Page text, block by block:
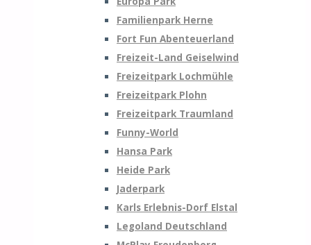
Familienpark Herne
Fort Fun Abenteuerland
Freizeit-Land Geiselwind
Freizeitpark Lochmühle
Freizeitpark Plohn
Freizeitpark Traumland
Funny-World
Hansa Park
Heide Park
Jaderpark
Karls Erlebnis-Dorf Elstal
Legoland Deutschland